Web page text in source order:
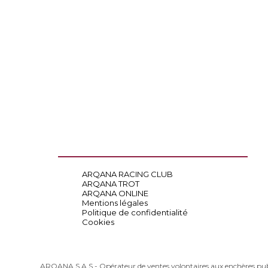
ARQANA RACING CLUB
ARQANA TROT
ARQANA ONLINE
Mentions légales
Politique de confidentialité
Cookies
ARQANA S.A.S - Opérateur de ventes volontaires aux enchères